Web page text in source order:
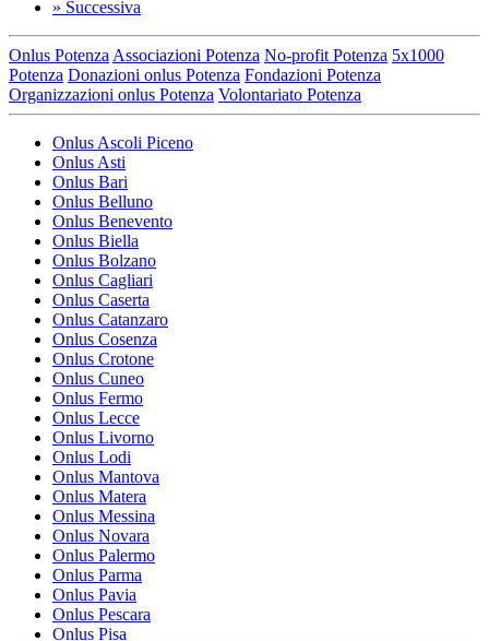
» Successiva
Onlus Potenza Associazioni Potenza No-profit Potenza 5x1000
Potenza Donazioni onlus Potenza Fondazioni Potenza
Organizzazioni onlus Potenza Volontariato Potenza
Onlus Ascoli Piceno
Onlus Asti
Onlus Bari
Onlus Belluno
Onlus Benevento
Onlus Biella
Onlus Bolzano
Onlus Cagliari
Onlus Caserta
Onlus Catanzaro
Onlus Cosenza
Onlus Crotone
Onlus Cuneo
Onlus Fermo
Onlus Lecce
Onlus Livorno
Onlus Lodi
Onlus Mantova
Onlus Matera
Onlus Messina
Onlus Novara
Onlus Palermo
Onlus Parma
Onlus Pavia
Onlus Pescara
Onlus Pisa